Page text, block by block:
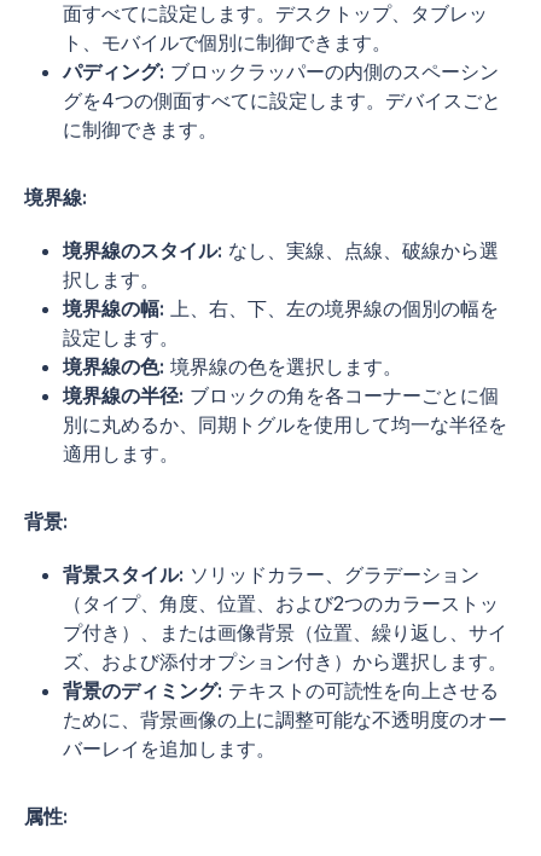
面すべてに設定します。デスクトップ、タブレッ
ト、モバイルで個別に制御できます。
パディング: ブロックラッパーの内側のスペーシン
グを4つの側面すべてに設定します。デバイスごと
に制御できます。
境界線:
境界線のスタイル: なし、実線、点線、破線から選
択します。
境界線の幅: 上、右、下、左の境界線の個別の幅を
設定します。
境界線の色: 境界線の色を選択します。
境界線の半径: ブロックの角を各コーナーごとに個
別に丸めるか、同期トグルを使用して均一な半径を
適用します。
背景:
背景スタイル: ソリッドカラー、グラデーション
（タイプ、角度、位置、および2つのカラーストッ
プ付き）、または画像背景（位置、繰り返し、サイ
ズ、および添付オプション付き）から選択します。
背景のディミング: テキストの可読性を向上させる
ために、背景画像の上に調整可能な不透明度のオー
バーレイを追加します。
属性: